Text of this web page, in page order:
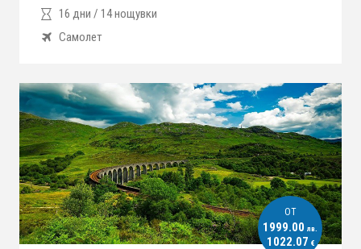
16 дни / 14 нощувки
Самолет
ОT
1999.00 лв.
1022.07 €